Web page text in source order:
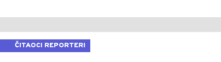
ČITAOCI REPORTERI